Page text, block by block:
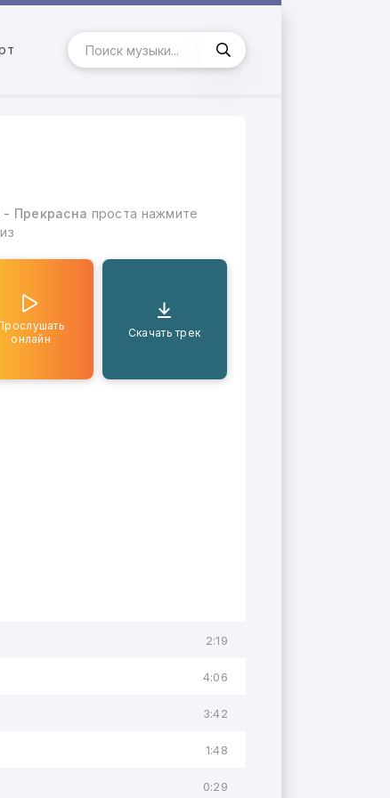
- Прекрасна проста нажмите
онлайн
Скачать трек
2:19
4:06
3:42
1:48
0:29